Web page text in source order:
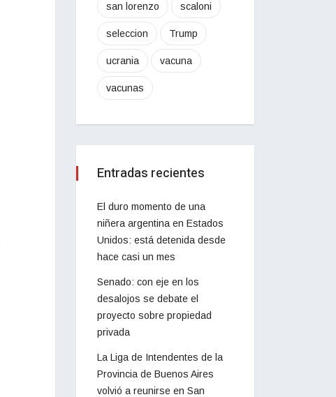
san lorenzo scaloni
seleccion Trump
ucrania vacuna
vacunas
Entradas recientes
El duro momento de una
niñera argentina en Estados
Unidos: está detenida desde
hace casi un mes
Senado: con eje en los
desalojos se debate el
proyecto sobre propiedad
privada
La Liga de Intendentes de la
Provincia de Buenos Aires
volvió a reunirse en San